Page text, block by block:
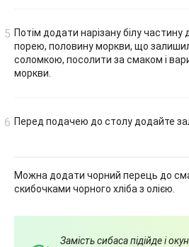
Потім додати нарізану білу частину
порею, половину моркви, що
соломкою, посолити за смаком і
моркви.
Перед подачею до столу додайте
Можна додати чорний перець до
скибочками чорного хліба з олією.
Замість сибаса підійде і